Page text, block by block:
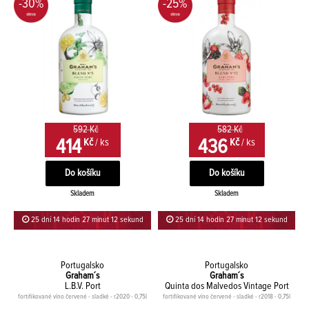
-30%
592 Kč
414 Kč / ks
Skladem
25 dní 14 hodin 27 minut 12 sekund
-25%
582 Kč
436 Kč / ks
Skladem
25 dní 14 hodin 27 minut 12 sekund
Portugalsko
Graham´s
L.B.V. Port
fortifikované víno červené - sladké - r2020 - 0,75l
Portugalsko
Graham´s
Quinta dos Malvedos Vintage Port
fortifikované víno červené - sladké - r2018 - 0,75l